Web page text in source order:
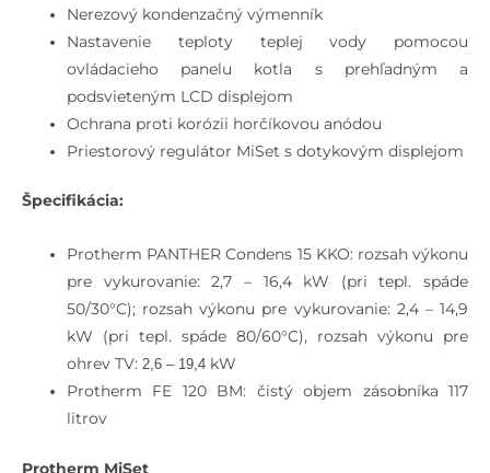
Nerezový kondenzačný výmenník
Nastavenie teploty teplej vody pomocou
ovládacieho panelu kotla s prehľadným a
podsvieteným LCD displejom
Ochrana proti korózii horčíkovou anódou
Priestorový regulátor MiSet s dotykovým displejom
Špecifikácia:
Protherm PANTHER Condens 15 KKO: rozsah výkonu
pre vykurovanie: 2,7 – 16,4 kW (pri tepl. spáde
50/30°C); rozsah výkonu pre vykurovanie: 2,4 – 14,9
kW (pri tepl. spáde 80/60°C), rozsah výkonu pre
ohrev TV:2,6 – 19,4 kW
Protherm FE 120 BM: čistý objem zásobníka 117
litrov
Protherm MiSet